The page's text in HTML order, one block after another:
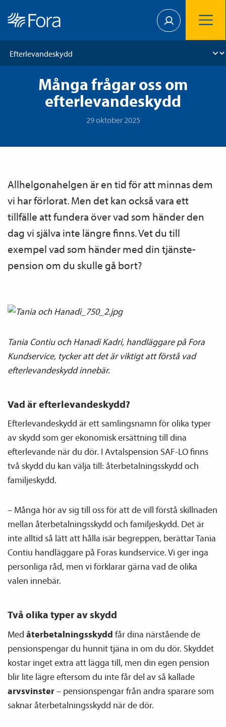
Många frågar oss om
efterlevandeskydd
29 oktober 2025
Allhelgonahelgen är en tid för att minnas dem
vi har förlorat. Men det kan också vara ett
tillfälle att fundera över vad som händer den
dag vi själva inte längre finns. Vet du till
exempel vad som händer med din tjänste­
pension om du skulle gå bort?
Tania Contiu och Hanadi Kadri, handläggare på Fora
Kundservice, tycker att det är viktigt att förstå vad
efterlevandeskydd innebär.
Vad är efterlevandeskydd?
Efterlevandeskydd är ett samlingsnamn för olika typer
av skydd som ger ekonomisk ersättning till dina
efterlevande när du dör. I Avtals­pension SAF-LO finns
två skydd du kan välja till: återbetalnings­skydd och
familje­skydd.
– Många hör av sig till oss för att de vill förstå skillnaden
mellan återbetalnings­skydd och familje­skydd. Det är
inte alltid så lätt att hålla isär begreppen, berättar Tania
Contiu handläggare på Foras kundservice. Vi ger inga
personliga råd, men vi förklarar gärna vad de olika
valen innebär.
Två olika typer av skydd
Med återbetalnings­skydd får dina närstående de
pensions­pengar du hunnit tjäna in om du dör. Skyddet
kostar inget extra att lägga till, men din egen pension
blir lite lägre eftersom du inte får del av så kallade
arvsvinster– pensions­pengar från andra sparare som
saknar återbetalnings­skydd när de dör.